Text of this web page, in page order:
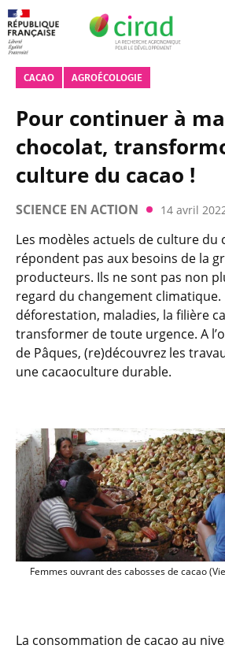
CACAO AGROÉCOLOGIE
Pour continuer à
chocolat,
culture du cacao !
SCIENCE EN ACTION 14 avril
Les modèles actuels de culture du
répondent pas aux besoins de la
producteurs. Ils ne sont pas non
regard du changement climatique.
déforestation, maladies, la filière
transformer de toute urgence. A
de Pâques, (re)découvrez les
une cacaoculture durable.
Femmes
Femmes ouvrant des cabosses de cacao
La consommation de cacao au